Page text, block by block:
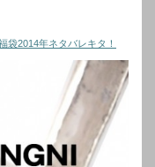
袋2014年ネタバレキタ！